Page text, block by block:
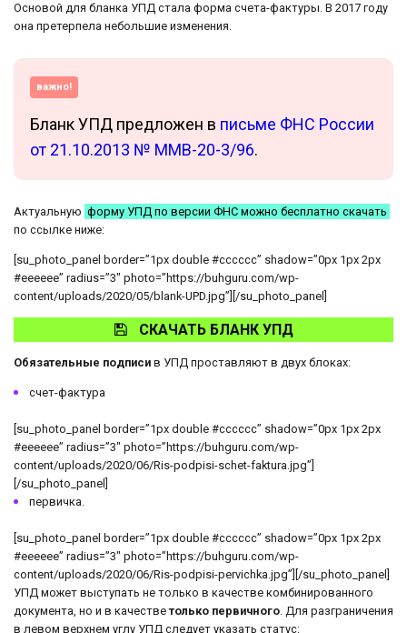
Основой для бланка УПД стала форма счета-фактуры. В 2017 году
она претерпела небольшие изменения.
важно!
Бланк УПД предложен в письме ФНС России
от 21.10.2013 № ММВ-20-3/96.
Актуальную форму УПД по версии ФНС можно бесплатно скачать
по ссылке ниже:
[su_photo_panel border=”1px double #cccccc” shadow=”0px 1px 2px
#eeeeee” radius=”3″ photo=”https://buhguru.com/wp-
content/uploads/2020/05/blank-UPD.jpg”][/su_photo_panel]
СКАЧАТЬ БЛАНК УПД
Обязательные подписи в УПД проставляют в двух блоках:
счет-фактура
[su_photo_panel border=”1px double #cccccc” shadow=”0px 1px 2px
#eeeeee” radius=”3″ photo=”https://buhguru.com/wp-
content/uploads/2020/06/Ris-podpisi-schet-faktura.jpg”]
[/su_photo_panel]
первичка.
[su_photo_panel border=”1px double #cccccc” shadow=”0px 1px 2px
#eeeeee” radius=”3″ photo=”https://buhguru.com/wp-
content/uploads/2020/06/Ris-podpisi-pervichka.jpg”][/su_photo_panel]
УПД может выступать не только в качестве комбинированного
документа, но и в качестветолько первичного . Для разграничения
в левом верхнем углу УПД следует указать статус: